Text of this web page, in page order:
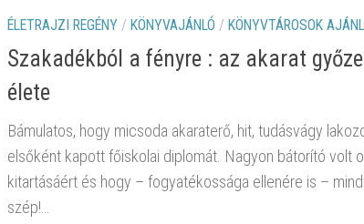
ÉLETRAJZI REGÉNY / KÖNYVAJÁNLÓ / KÖNYVTÁROSOK
Szakadékból a fényre : az akarat
élete
Bámulatos, hogy micsoda akaraterő, hit, tudásvágy
elsőként kapott főiskolai diplomát. Nagyon bátorító volt
kitartásáért és hogy – fogyatékossága ellenére is –
szép!…